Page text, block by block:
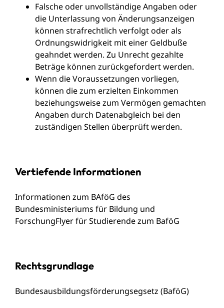
Falsche oder unvollständige Angaben oder
die Unterlassung von Änderungsanzeigen
können strafrechtlich verfolgt oder als
Ordnungswidrigkeit mit einer Geldbuße
geahndet werden. Zu Unrecht gezahlte
Beträge können zurückgefordert werden.
Wenn die Voraussetzungen vorliegen,
können die zum erzielten Einkommen
beziehungsweise zum Vermögen gemachten
Angaben durch Datenabgleich bei den
zuständigen Stellen überprüft werden.
Vertiefende Informationen
Informationen zum BAföG des
Bundesministeriums für Bildung und
ForschungFlyer für Studierende zum BaföG
Rechtsgrundlage
Bundesausbildungsförderungsegsetz (BaföG)